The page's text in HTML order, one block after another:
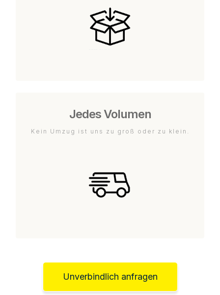
Jedes Volumen
Kein Umzug ist uns zu groß oder zu klein.
Unverbindlich anfragen